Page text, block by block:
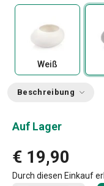
Weiß
Beschreibung
Auf Lager
€ 19,90
Durch diesen Einkauf